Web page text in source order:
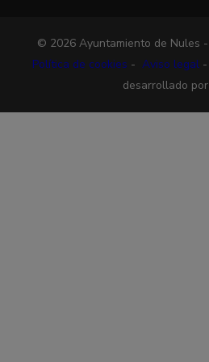
© 2026 Ayuntamiento de Nules -
Política de cookies - Aviso legal-
desarrollado por